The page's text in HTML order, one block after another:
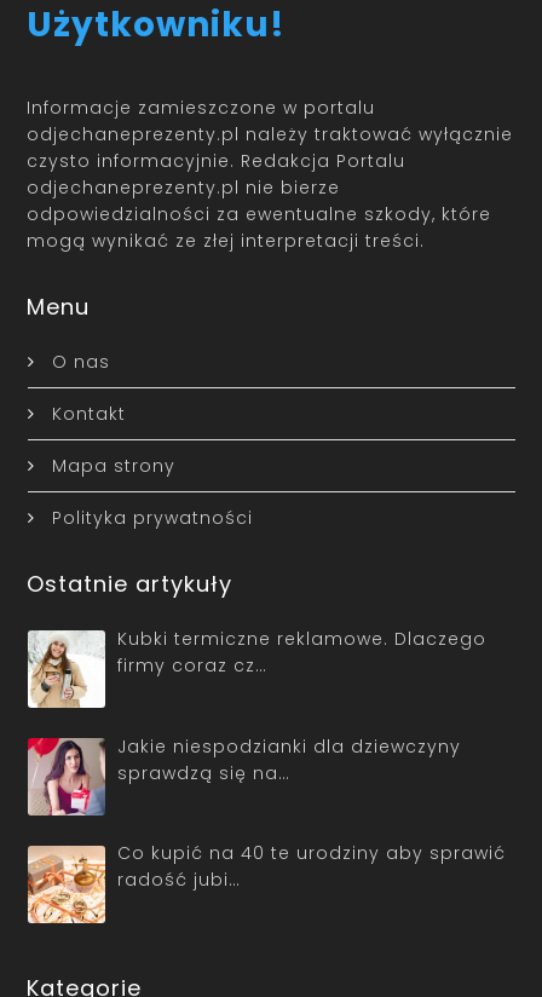
Użytkowniku!
Informacje zamieszczone w portalu
odjechaneprezenty.pl należy traktować wyłącznie
czysto informacyjnie. Redakcja Portalu
odjechaneprezenty.pl nie bierze
odpowiedzialności za ewentualne szkody, które
mogą wynikać ze złej interpretacji treści.
Menu
O nas
Kontakt
Mapa strony
Polityka prywatności
Ostatnie artykuły
Kubki termiczne reklamowe. Dlaczego
firmy coraz cz…
Jakie niespodzianki dla dziewczyny
sprawdzą się na…
Co kupić na 40 te urodziny aby sprawić
radość jubi…
Kategorie